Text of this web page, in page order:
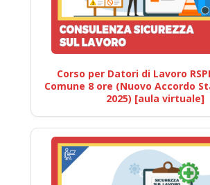
Corso per Datori di Lavoro
Comune 8 ore (Nuovo Accordo
2025) [aula virtuale]